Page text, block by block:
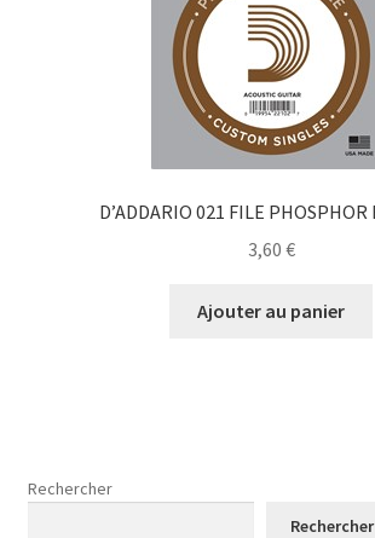
D’ADDARIO 021 FILE PHOSPHOR
3,60 €
Ajouter au panier
Rechercher
Rechercher